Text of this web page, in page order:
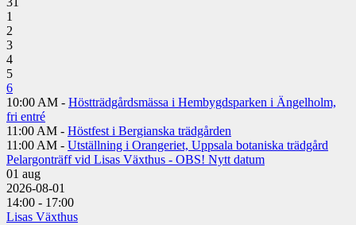
1
2
3
4
5
6
10:00 AM - Höstträdgårdsmässa i Hembygdsparken i Ängelholm,
fri entré
11:00 AM - Höstfest i Bergianska trädgården
11:00 AM - Utställning i Orangeriet, Uppsala botaniska trädgård
Pelargonträff vid Lisas Växthus - OBS! Nytt datum
01 aug
2026-08-01
14:00 - 17:00
Lisas Växthus